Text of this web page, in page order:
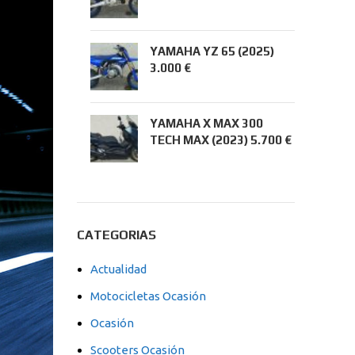
YAMAHA YZ 65 (2025)
3.000 €
YAMAHA X MAX 300
TECH MAX (2023) 5.700 €
CATEGORIAS
Actualidad
Motocicletas Ocasión
Ocasión
Scooters Ocasión